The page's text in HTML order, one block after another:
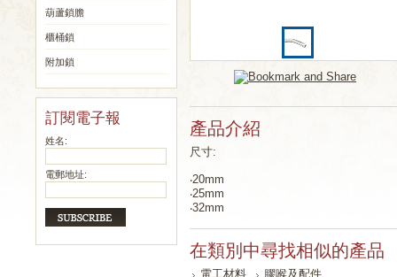
葫蘆鎖膽
櫃桶鎖
附加鎖
訂閱電子報
姓名:
電郵地址:
產品介紹
尺寸:
‧20mm
‧25mm
‧32mm
在類別中尋找相似的產品
電工材料 膠喉及配件